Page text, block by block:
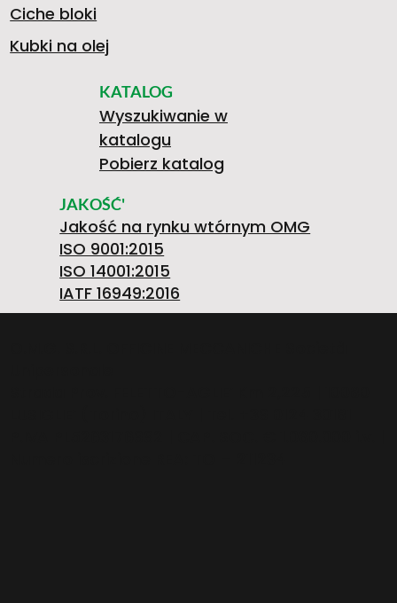
2
50
1
0
I
Z
A
Ciche bloki
Kubki na olej
KATALOG
Wyszukiwanie w
katalogu
Pobierz katalog
JAKOŚĆ'
Jakość na rynku wtórnym OMG
ISO 9001:2015
ISO 14001:2015
IATF 16949:2016